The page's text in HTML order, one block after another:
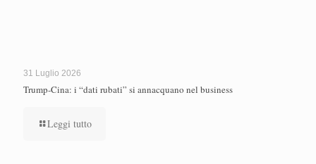
31 Luglio 2026
Trump-Cina: i “dati rubati” si annacquano nel business
Leggi tutto